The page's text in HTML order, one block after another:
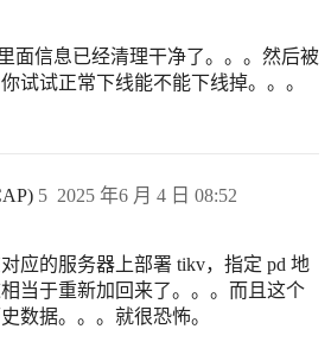
面信息已经清理干净了。。。然后被
试试正常下线能不能下线掉。。。
2025 年6 月 4 日 08:52
5
应的服务器上部署 tikv，指定 pd 地
当于重新加回来了。。。而且这个
数据。。。就很恐怖。